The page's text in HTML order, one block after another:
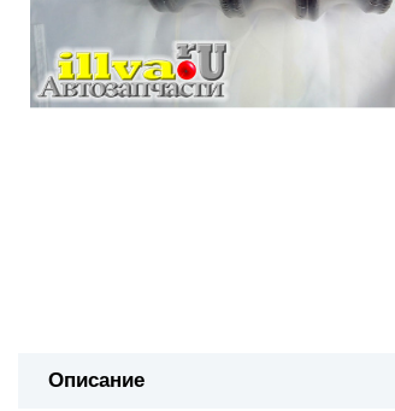
Описание